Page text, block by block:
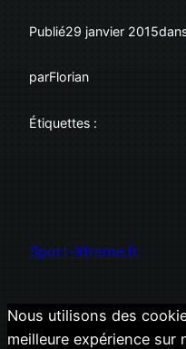
Publié29 janvier 2015
parFlorian
Étiquettes :
Sport-Xtreme.fr
Nous utilisons des
meilleure expérience sur